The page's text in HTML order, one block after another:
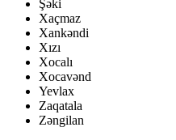
Şəki
Xaçmaz
Xankəndi
Xızı
Xocalı
Xocavənd
Yevlax
Zaqatala
Zəngilan